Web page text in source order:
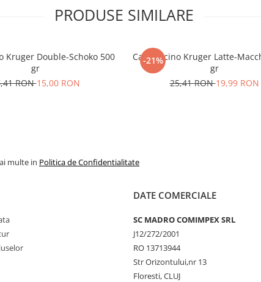
PRODUSE SIMILARE
Kruger Double-Schoko 500
gr
RON15,00 RON
-21%
Cappuccino Kruger Latte-
gr
25,41 RON19,99 RON
multe in Politica de Confidentialitate
DATE COMERCIALE
SC MADRO COMIMPEX SRL
J12/272/2001
RO 13713944
Str Orizontului,nr 13
Floresti, CLUJ